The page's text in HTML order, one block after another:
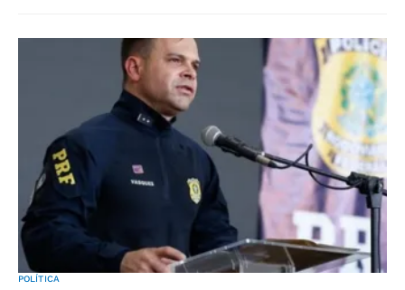
POLÍTICA